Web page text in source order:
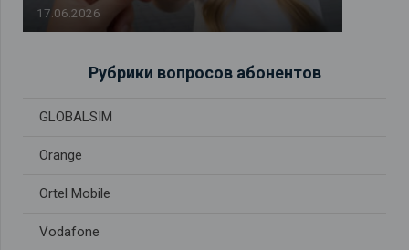
17.06.2026
Рубрики вопросов абонентов
GLOBALSIM
Orange
Ortel Mobile
Vodafone